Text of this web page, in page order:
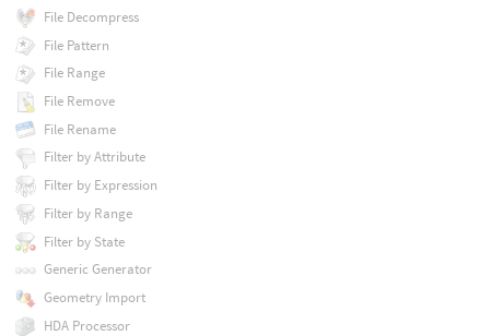
File Decompress
File Pattern
File Range
File Remove
File Rename
Filter by Attribute
Filter by Expression
Filter by Range
Filter by State
Generic Generator
Geometry Import
HDA Processor